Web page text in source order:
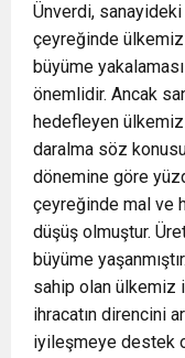
Ünverdi, sanayideki
çeyreğinde
büyüme
önemlidir. Ancak
hedefleyen
daralma söz
dönemine göre
çeyreğinde mal ve
düşüş olmuştur.
büyüme
sahip olan ülkemiz
ihracatın direncini
iyileşmeye destek